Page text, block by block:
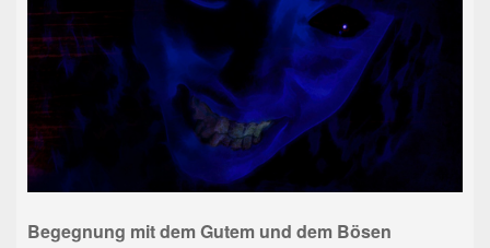
Begegnung mit dem Gutem und dem Bösen